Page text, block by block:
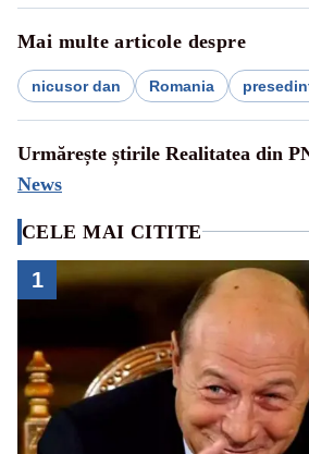
Mai multe articole despre
nicusor dan Romania
Urmărește știrile Realitatea din
News
CELE MAI CITITE
1